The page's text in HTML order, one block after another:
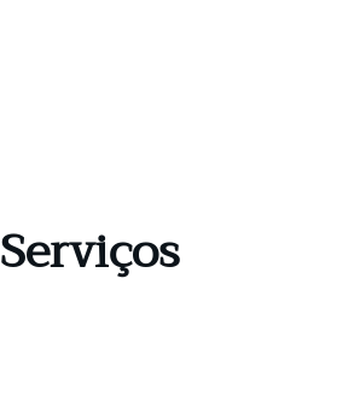
Serviços